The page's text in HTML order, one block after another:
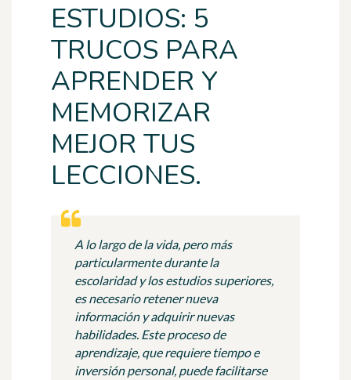
ESTUDIOS: 5
TRUCOS PARA
APRENDER Y
MEMORIZAR
MEJOR TUS
LECCIONES.
A lo largo de la vida, pero más
particularmente durante la
escolaridad y los estudios superiores,
es necesario retener nueva
información y adquirir nuevas
habilidades. Este proceso de
aprendizaje, que requiere tiempo e
inversión personal, puede facilitarse